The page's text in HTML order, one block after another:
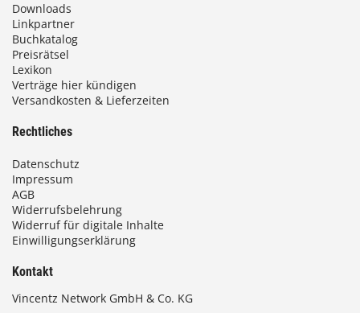
Downloads
Linkpartner
Buchkatalog
Preisrätsel
Lexikon
Verträge hier kündigen
Versandkosten & Lieferzeiten
Rechtliches
Datenschutz
Impressum
AGB
Widerrufsbelehrung
Widerruf für digitale Inhalte
Einwilligungserklärung
Kontakt
Vincentz Network GmbH & Co. KG